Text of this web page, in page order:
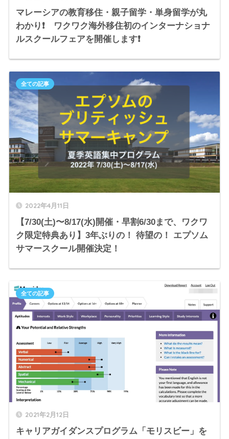
マレーシアの教育移住・親子留学・単身留学が丸
わかり❗️ ワクワク海外移住初のインターナショナ
ルスクールフェアを開催します❗️
2022年4月11日
【7/30(土)〜8/17(水)開催・早割6/30まで、ワクワ
ク限定特典あり】3年ぶりの！ 待望の！ エプソム
サマースクール開催決定！
全ての記事
2021年2月12日
キャリアガイダンスプログラム「モリスビー」を
全ての記事